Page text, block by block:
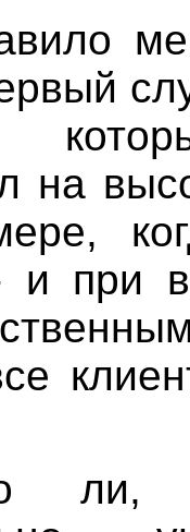
на
и при